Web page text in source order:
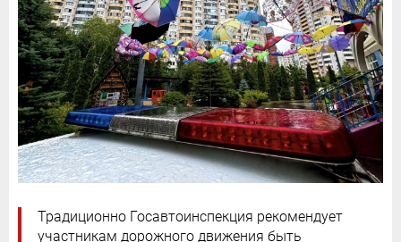
Традиционно Госавтоинспекция рекомендует
участникам дорожного движения быть